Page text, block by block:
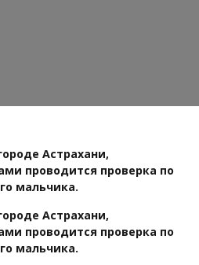
Астрахани,
проводится проверка по
мальчика.
Астрахани,
проводится проверка по
мальчика.